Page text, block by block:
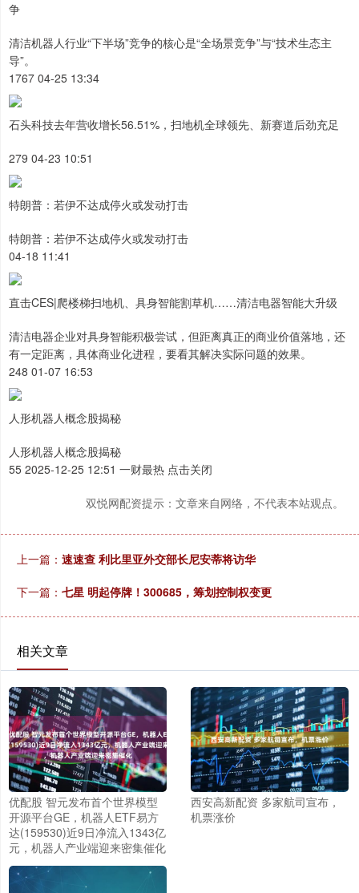
争
清洁机器人行业“下半场”竞争的核心是“全场景竞争”与“技术生态主
导”‌。
1767 04-25 13:34
石头科技去年营收增长56.51%，扫地机全球领先、新赛道后劲充足
279 04-23 10:51
特朗普：若伊不达成停火或发动打击
特朗普：若伊不达成停火或发动打击
04-18 11:41
直击CES|爬楼梯扫地机、具身智能割草机……清洁电器智能大升级
清洁电器企业对具身智能积极尝试，但距离真正的商业价值落地，还
有一定距离，具体商业化进程，要看其解决实际问题的效果。
248 01-07 16:53
人形机器人概念股揭秘
人形机器人概念股揭秘
55 2025-12-25 12:51 一财最热 点击关闭
双悦网配资提示：文章来自网络，不代表本站观点。
上一篇： 速速查 利比里亚外交部长尼安蒂将访华
下一篇： 七星 明起停牌！300685，筹划控制权变更
相关文章
优配股 智元发布首个世界模型
开源平台GE，机器人ETF易方
达(159530)近9日净流入1343亿
元，机器人产业端迎来密集催化
西安高新配资 多家航司宣布，
机票涨价